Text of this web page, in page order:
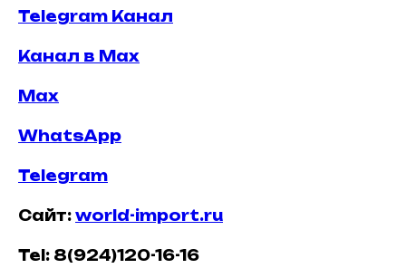
Telegram Канал
Канал в Max
Max
WhatsApp
Telegram
Сайт: world-import.ru
Tel: 8(924)120-16-16